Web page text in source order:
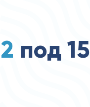
под 15